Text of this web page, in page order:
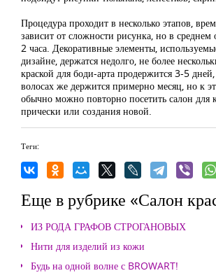
Процедура проходит в несколько этапов,
зависит от сложности рисунка, но в среднем
2 часа. Декоративные элементы,
дизайне, держатся недолго, не более
краской для боди-арта продержится 3-5
волосах же держится примерно месяц, но к
обычно можно повторно посетить салон для
прически или создания новой.
Теги:
Еще в рубрике «Салон
ИЗ РОДА ГРАФОВ СТРОГАНОВЫХ
Нити для изделий из кожи
Будь на одной волне с BROWART!